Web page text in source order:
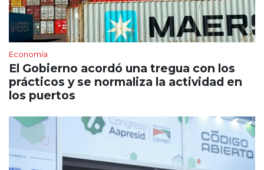
Economía
El Gobierno acordó una tregua con los
prácticos y se normaliza la actividad en
los puertos